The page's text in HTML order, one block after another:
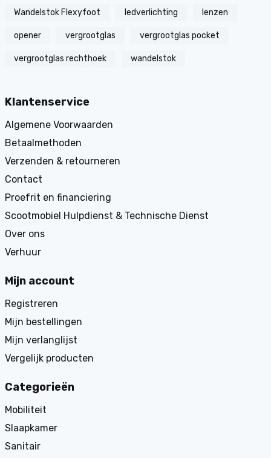
Wandelstok Flexyfoot ledverlichting lenzen
opener vergrootglas vergrootglas pocket
vergrootglas rechthoek wandelstok
Klantenservice
Algemene Voorwaarden
Betaalmethoden
Verzenden & retourneren
Contact
Proefrit en financiering
Scootmobiel Hulpdienst & Technische Dienst
Over ons
Verhuur
Mijn account
Registreren
Mijn bestellingen
Mijn verlanglijst
Vergelijk producten
Categorieën
Mobiliteit
Slaapkamer
Sanitair